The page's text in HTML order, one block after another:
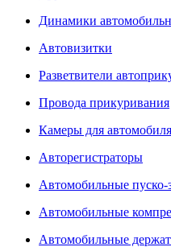
Динамики
Автовизитки
Разветвители
Провода прикуривания
Камеры для автомобиля
Авторегистраторы
Автомобильные пуско-
Автомобильные
Автомобильные